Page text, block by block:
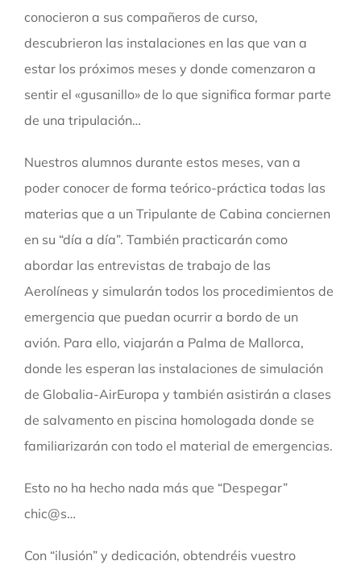
conocieron a sus compañeros de curso,
descubrieron las instalaciones en las que van a
estar los próximos meses y donde comenzaron a
sentir el «gusanillo» de lo que significa formar parte
de una tripulación…
Nuestros alumnos durante estos meses, van a
poder conocer de forma teórico-práctica todas las
materias que a un Tripulante de Cabina conciernen
en su “día a día”. También practicarán como
abordar las entrevistas de trabajo de las
Aerolíneas y simularán todos los procedimientos de
emergencia que puedan ocurrir a bordo de un
avión. Para ello, viajarán a Palma de Mallorca,
donde les esperan las instalaciones de simulación
de Globalia-AirEuropa y también asistirán a clases
de salvamento en piscina homologada donde se
familiarizarán con todo el material de emergencias.
Esto no ha hecho nada más que “Despegar”
chic@s…
Con “ilusión” y dedicación, obtendréis vuestro